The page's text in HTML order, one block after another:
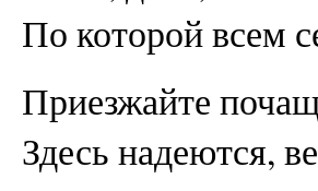
По которой всем
Приезжайте
Здесь надеются,